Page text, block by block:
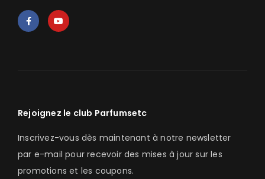
Rejoignez le club Parfumsetc
Inscrivez-vous dès maintenant à notre newsletter
par e-mail pour recevoir des mises à jour sur les
promotions et les coupons.